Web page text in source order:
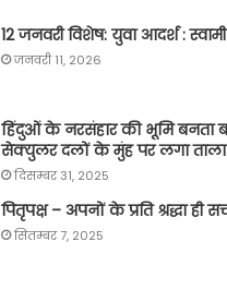
12 जनवरी विशेष: युवा आदर्श :
जनवरी 11, 2026
हिंदुओं के नरसंहार की भूमि बनता
सेक्युलर दलों के मुंह पर लगा ताला
दिसम्बर 31, 2025
पितृपक्ष – अपनों के प्रति श्रद्धा ही
सितम्बर 7, 2025